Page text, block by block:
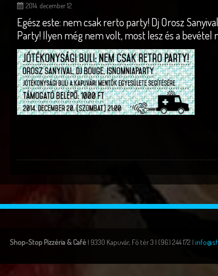
2014. december 12.
Egész este: nem csak rerto party! Dj Orosz
Party! Ilyen még nem volt, most lesz és a bevétel
Shop-Stop Pizzéria & Café | 9330 Kapuvár, Fő tér 3 | (96) 244 172 |